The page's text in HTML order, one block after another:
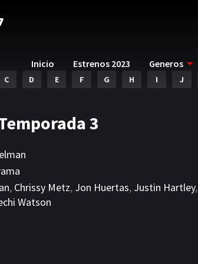
Inicio Estrenos 2023 Generos
C D E F G H I J
3
, Chrissy Metz, Jon Huertas, Justin Hartley,
Watson